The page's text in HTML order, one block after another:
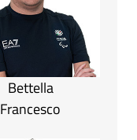
Bettella
Francesco